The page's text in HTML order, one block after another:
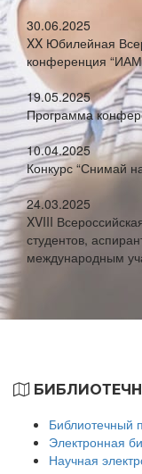
30.06.2025
XX Юбилейная
конференция
19.05.2025
Программа
10.04.2025
Конкурс “Снимай
24.03.2025
XVIII
студентов,
международным
Библиотечный
Электронная
Научная